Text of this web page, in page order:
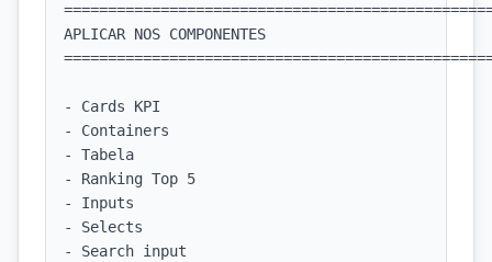
APLICAR NOS COMPONENTES
- Cards KPI
- Containers
- Tabela
- Ranking Top 5
- Inputs
- Selects
- Search input